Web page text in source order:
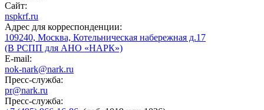
Сайт:
nspkrf.ru
Адрес для корреспонденции:
109240, Москва, Котельническая набережная д.17
(В РСПП для АНО «НАРК»)
E-mail:
nok-nark@nark.ru
Пресс-служба:
pr@nark.ru
Пресс-служба: